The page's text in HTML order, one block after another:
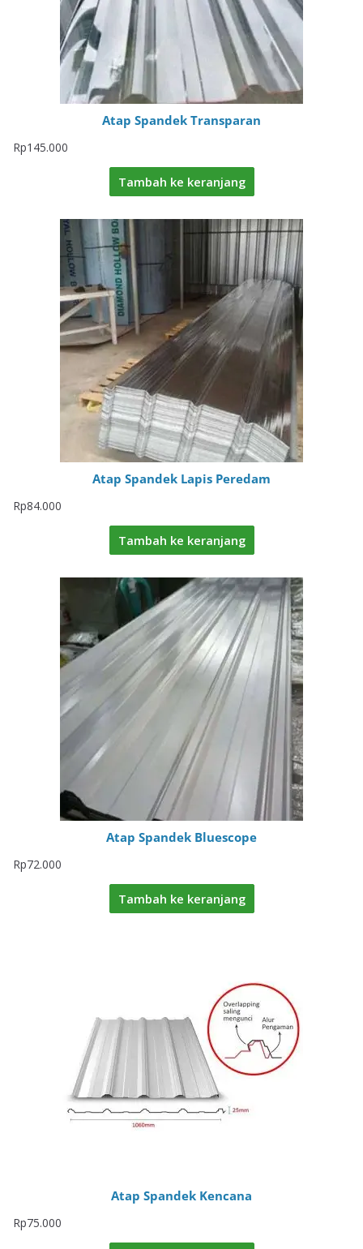
Atap Spandek Transparan
Rp145.000
Tambah ke keranjang
Atap Spandek Lapis Peredam
Rp84.000
Tambah ke keranjang
Atap Spandek Bluescope
Rp72.000
Tambah ke keranjang
Atap Spandek Kencana
Rp75.000